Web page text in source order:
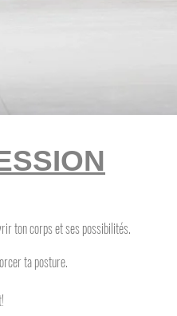
ton corps et ses possibilités.
ta posture.